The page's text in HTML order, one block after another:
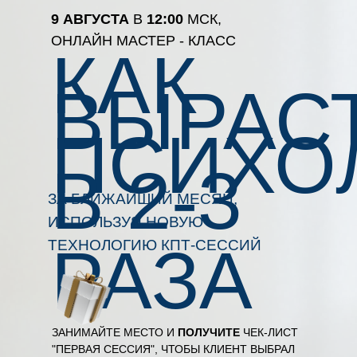
ЗАНИМАЙТЕ МЕСТО И ПОЛУЧИТЕ ЧЕК-ЛИСТ
"ПЕРВАЯ СЕССИЯ", ЧТОБЫ КЛИЕНТ ВЫБРАЛ
КАК
В 2-3
РАЗА
9 АВГУСТА В 12:00 МСК,
ОНЛАЙН МАСТЕР - КЛАСС
ЗА БЛИЖАЙШИЙ МЕСЯЦ,
ИСПОЛЬЗУЯ НОВУЮ
ТЕХНОЛОГИЮ КПТ-СЕССИЙ